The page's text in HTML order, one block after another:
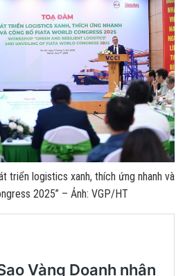
triển logistics xanh, thích ứng nhanh và
2025” – Ảnh: VGP/HT